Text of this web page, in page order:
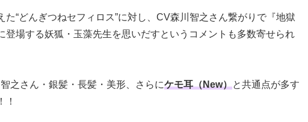
た“どんぎつねセフィロス”に対し、CV森川智之さん繋がりで『地獄
登場する妖狐・玉藻先生を思いだすというコメントも多数寄せられ
之さん・銀髪・長髪・美形、さらにケモ耳（New）と共通点が多す
！